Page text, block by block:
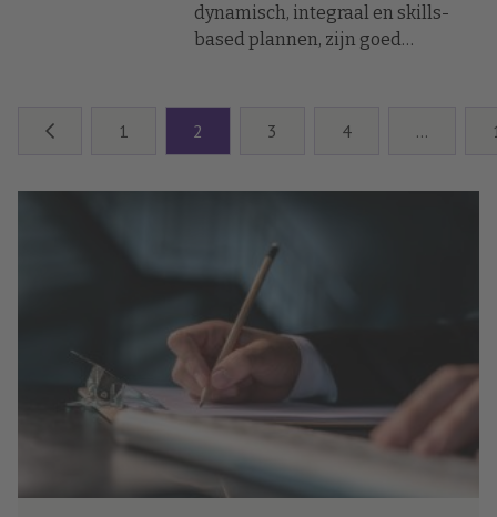
dynamisch, integraal en skills-
based plannen, zijn goed
1 2 3 4 …